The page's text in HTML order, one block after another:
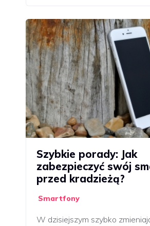
Szybkie porady: Jak
zabezpieczyć swój
przed kradzieżą?
Smartfony
W dzisiejszym szybko